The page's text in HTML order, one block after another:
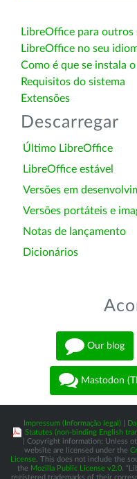
LibreOffice para
LibreOffice no seu
Como é que se instala
Requisitos do sistema
Extensões
Descarregar
Último LibreOffice
LibreOffice estável
Versões em
Versões portáteis e
Notas de lançamento
Dicionários
Our blog
Mastodon
Impressum (Informação legal)
Statutes (non-binding English
| Copyright information: Unless
website are licensed under the
License . This does not include the
the Mozilla Public License v2.0 .
registered trademarks of their